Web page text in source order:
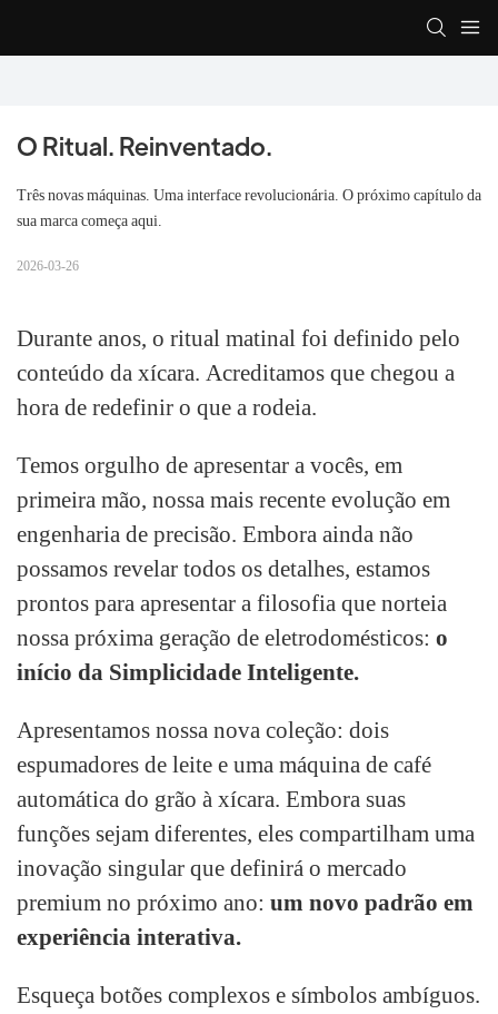
O Ritual. Reinventado.
Três novas máquinas. Uma interface revolucionária. O próximo capítulo da
sua marca começa aqui.
2026-03-26
Durante anos, o ritual matinal foi definido pelo
conteúdo da xícara. Acreditamos que chegou a
hora de redefinir o que a rodeia.
Temos orgulho de apresentar a vocês, em
primeira mão, nossa mais recente evolução em
engenharia de precisão. Embora ainda não
possamos revelar todos os detalhes, estamos
prontos para apresentar a filosofia que norteia
nossa próxima geração de eletrodomésticos: o
início da Simplicidade Inteligente.
Apresentamos nossa nova coleção: dois
espumadores de leite e uma máquina de café
automática do grão à xícara. Embora suas
funções sejam diferentes, eles compartilham uma
inovação singular que definirá o mercado
premium no próximo ano: um novo padrão em
experiência interativa.
Esqueça botões complexos e símbolos ambíguos.